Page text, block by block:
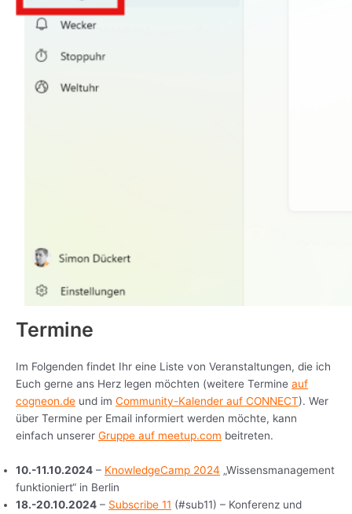
Termine
Im Folgenden findet Ihr eine Liste von Veranstaltungen, die ich
Euch gerne ans Herz legen möchten (weitere Termine auf
cogneon.de und im Community-Kalender auf CONNECT). Wer
über Termine per Email informiert werden möchte, kann
einfach unserer Gruppe auf meetup.com beitreten.
10.-11.10.2024 – KnowledgeCamp 2024 „Wissensmanagement
funktioniert“ in Berlin
18.-20.10.2024 – Subscribe 11 (#sub11) – Konferenz und